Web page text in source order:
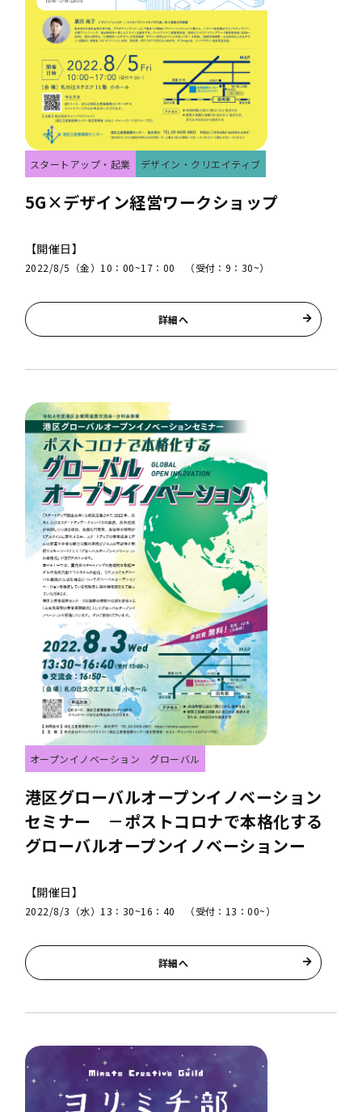
スタートアップ・起業 デザイン・クリエイティブ
5G×デザイン経営ワークショップ
【開催日】
2022/8/5（金）10：00~17：00 （受付：9：30~）
詳細へ
オープンイノベーション グローバル
港区グローバルオープンイノベーション
セミナー －ポストコロナで本格化する
グローバルオープンイノベーションー
【開催日】
2022/8/3（水）13：30~16：40 （受付：13：00~）
詳細へ